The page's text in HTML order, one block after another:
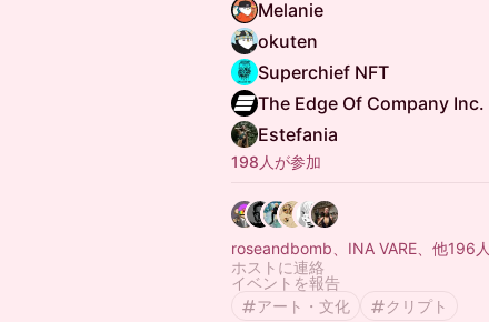
Melanie
okuten
Superchief NFT
The Edge Of Company Inc.
Estefania
198人が参加
roseandbomb、INA VARE、他196人
ホストに連絡
イベントを報告
アート・文化
クリプト